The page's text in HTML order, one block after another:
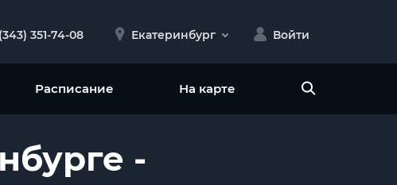
351-74-08 Екатеринбург Войти
Расписание На карте
-